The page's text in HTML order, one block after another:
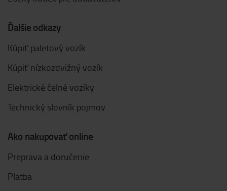
Ďalšie odkazy
Kúpiť paletový vozík
Kúpiť nízkozdvižný vozík
Elektrické čelné vozíky
Technický slovník pojmov
Ako nakupovať online
Preprava a doručenie
Platba